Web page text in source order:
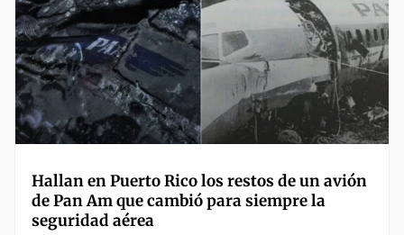
Hallan en Puerto Rico los restos de un avión
de Pan Am que cambió para siempre la
seguridad aérea